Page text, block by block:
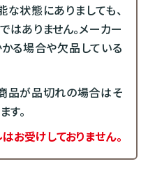
状態にありましても、
はありません。メーカー
る場合や欠品している
品が品切れの場合はそ
す。
お受けしておりません。